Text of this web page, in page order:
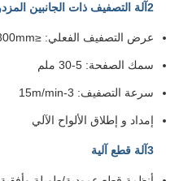
2آلة التصفيف ذات الجانبين المزدوجة
عرض التصفيف الفعلي: ≤1300mm
سمك الصفحة: 5-30 ملم
سرعة التصفيف: 3-15m/min
إمداد و إطلاق الألواح الآلي
3آلة قطع آلية